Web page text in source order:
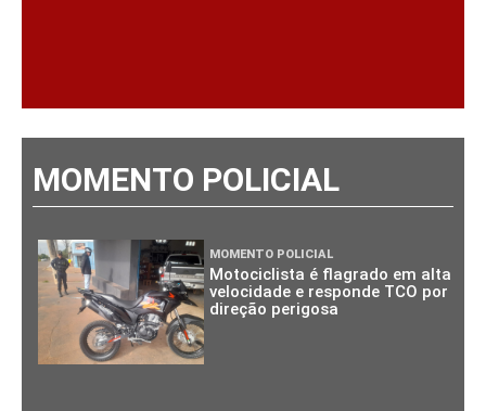
MOMENTO POLICIAL
MOMENTO POLICIAL
Motociclista é flagrado em alta
velocidade e responde TCO por
direção perigosa